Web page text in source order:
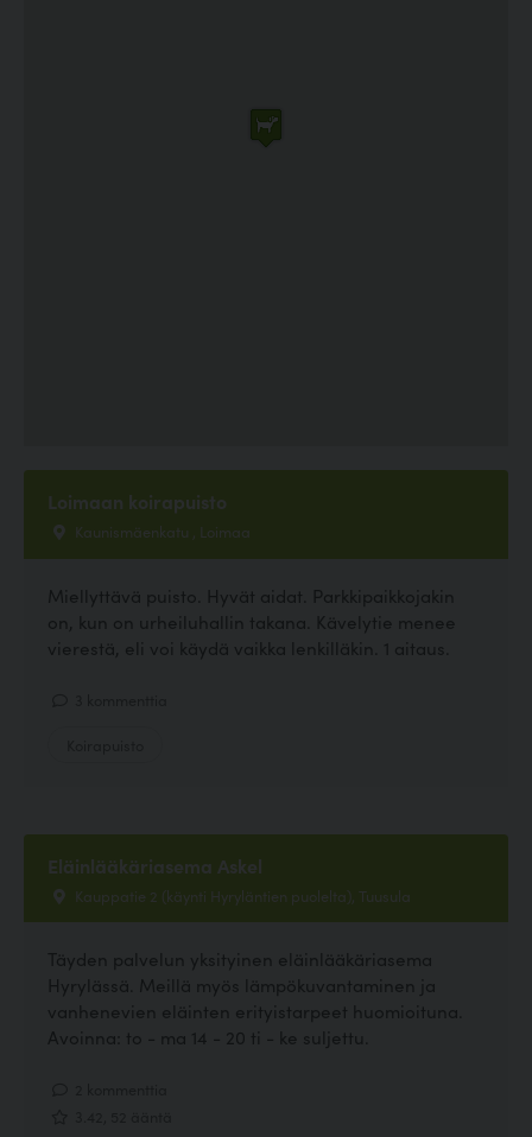
Loimaan koirapuisto
Kaunismäenkatu , Loimaa
Miellyttävä puisto. Hyvät aidat. Parkkipaikkojakin
on, kun on urheiluhallin takana. Kävelytie menee
vierestä, eli voi käydä vaikka lenkilläkin. 1 aitaus.
Eläinlääkäriasema Askel
Kauppatie 2 (käynti Hyryläntien puolelta), Tuusula
Täyden palvelun yksityinen eläinlääkäriasema
Hyrylässä. Meillä myös lämpökuvantaminen ja
vanhenevien eläinten erityistarpeet huomioituna.
Avoinna: to - ma 14 - 20 ti - ke suljettu.